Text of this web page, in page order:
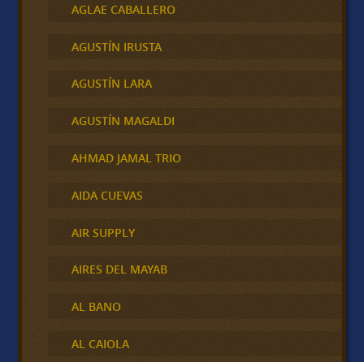
AGLAE CABALLERO
AGUSTÍN IRUSTA
AGUSTÍN LARA
AGUSTÍN MAGALDI
AHMAD JAMAL TRIO
AIDA CUEVAS
AIR SUPPLY
AIRES DEL MAYAB
AL BANO
AL CAIOLA